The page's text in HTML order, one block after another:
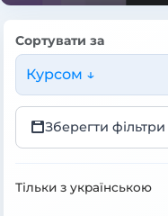
Сортувати за
Курсом ↓
Зберегти фільтри
Тільки з українською